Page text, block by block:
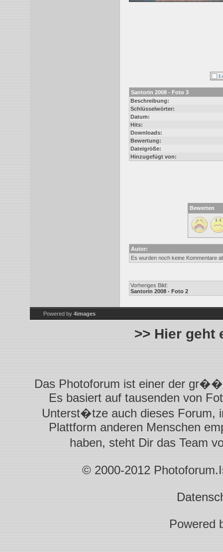
Santorin 2008 - Foto 3
Beschreibung:
Schlüsselwörter:
Datum:
Hits:
Downloads:
Bewertung:
Dateigröße:
Hinzugefügt von:
Bewerten
Autor:
Es wurden noch keine Kommentare
Vorheriges Bild:
Santorin 2008 - Foto 2
Powered by 4images
>> Hier geht
Das Photoforum ist einer der
Es basiert auf tausenden von
Unterst�tze auch dieses Forum,
Plattform anderen Menschen
haben, steht Dir das Team
© 2000-2012
Powered